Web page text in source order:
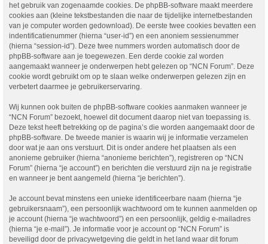
het gebruik van zogenaamde cookies. De phpBB-software maakt meerdere
cookies aan (kleine tekstbestanden die naar de tijdelijke internetbestanden
van je computer worden gedownload). De eerste twee cookies bevatten een
indentificatienummer (hierna “user-id”) en een anoniem sessienummer
(hierna “session-id”). Deze twee nummers worden automatisch door de
phpBB-software aan je toegewezen. Een derde cookie zal worden
aangemaakt wanneer je onderwerpen hebt gelezen op “NCN Forum”. Deze
cookie wordt gebruikt om op te slaan welke onderwerpen gelezen zijn en
verbetert daarmee je gebruikerservaring.
Wij kunnen ook buiten de phpBB-software cookies aanmaken wanneer je
“NCN Forum” bezoekt, hoewel dit document daarop niet van toepassing is.
Deze tekst heeft betrekking op de pagina’s die worden aangemaakt door de
phpBB-software. De tweede manier is waarin wij je informatie verzamelen
door wat je aan ons verstuurt. Dit is onder andere het plaatsen als een
anonieme gebruiker (hierna “anonieme berichten”), registreren op “NCN
Forum” (hierna “je account”) en berichten die verstuurd zijn na je registratie
en wanneer je bent aangemeld (hierna “je berichten”).
Je account bevat minstens een unieke identificeerbare naam (hierna “je
gebruikersnaam”), een persoonlijk wachtwoord om te kunnen aanmelden op
je account (hierna “je wachtwoord”) en een persoonlijk, geldig e-mailadres
(hierna “je e-mail”). Je informatie voor je account op “NCN Forum” is
beveiligd door de privacywetgeving die geldt in het land waar dit forum